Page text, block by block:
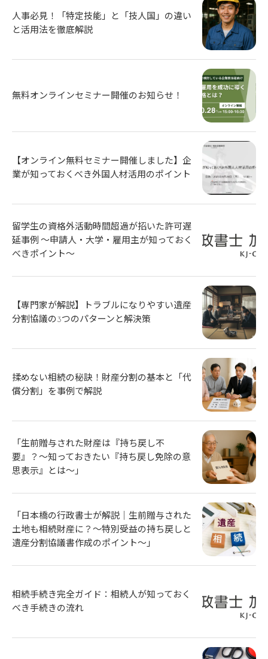
人事必見！「特定技能」と「技人国」の違い
と活用法を徹底解説
無料オンラインセミナー開催のお知らせ！
【オンライン無料セミナー開催しました】企
業が知っておくべき外国人材活用のポイント
留学生の資格外活動時間超過が招いた許可遅
延事例 ～申請人・大学・雇用主が知っておく
べきポイント～
【専門家が解説】トラブルになりやすい遺産
分割協議の3つのパターンと解決策
揉めない相続の秘訣！財産分割の基本と「代
償分割」を事例で解説
「生前贈与された財産は『持ち戻し不
要』？〜知っておきたい『持ち戻し免除の意
思表示』とは〜」
「日本橋の行政書士が解説｜生前贈与された
土地も相続財産に？〜特別受益の持ち戻しと
遺産分割協議書作成のポイント〜」
相続手続き完全ガイド：相続人が知っておく
べき手続きの流れ